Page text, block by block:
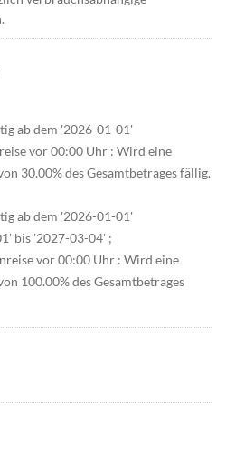
ab dem '2026-01-01'
vor 00:00 Uhr : Wird eine
30.00% des Gesamtbetrages fällig.
ab dem '2026-01-01'
bis '2027-03-04' ;
vor 00:00 Uhr : Wird eine
100.00% des Gesamtbetrages